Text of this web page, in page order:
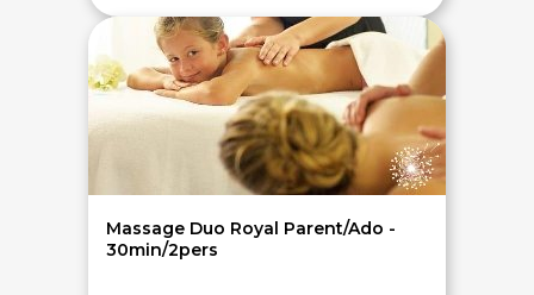
Massage Duo Royal Parent/Ado -
30min/2pers